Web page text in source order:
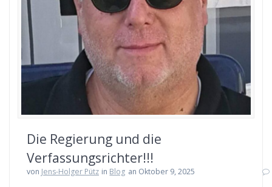
Die Regierung und die
Verfassungsrichter!!!
von Jens-Holger Pütz in Blog an Oktober 9, 2025